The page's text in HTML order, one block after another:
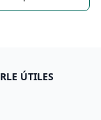
ÚTILES